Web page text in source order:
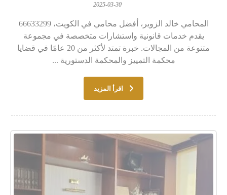
2025-03-30
المحامي خالد الزوير، أفضل محامي في الكويت، 66633299
يقدم خدمات قانونية واستشارات متخصصة في مجموعة
متنوعة من المجالات. خبرة تمتد لأكثر من 20 عامًا في قضايا
محكمة التمييز والمحكمة الدستورية ...
اقرأ المزيد